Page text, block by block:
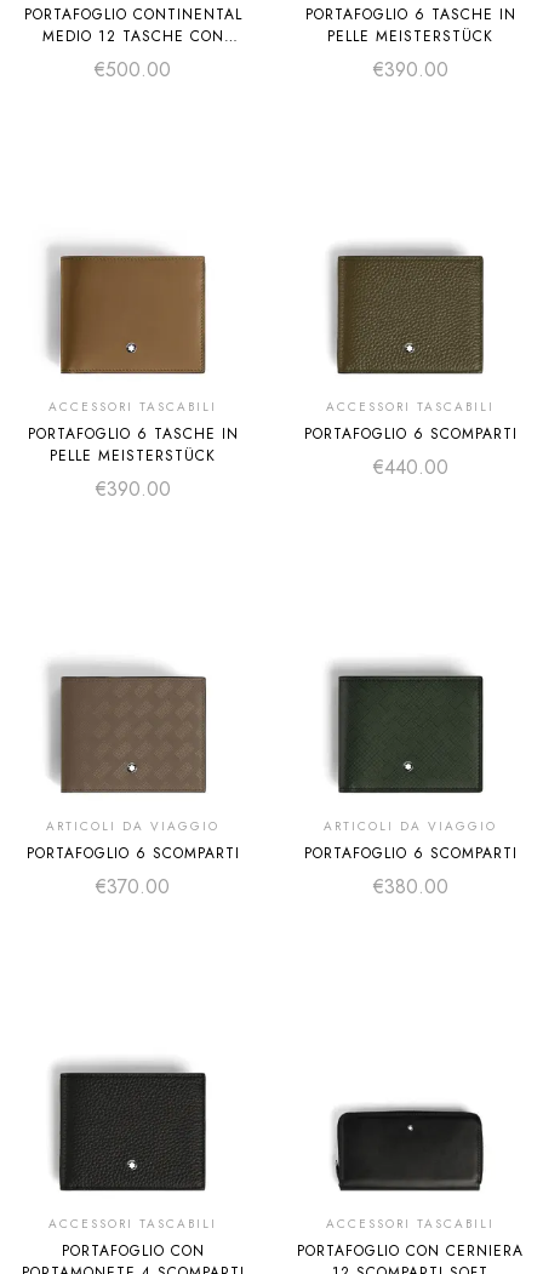
PORTAFOGLIO CONTINENTAL
MEDIO 12 TASCHE CON
CERNIERA IN PELLE SARTORIAL
€500.00
PORTAFOGLIO 6 TASCHE IN
PELLE MEISTERSTÜCK
€390.00
ACCESSORI TASCABILI
PORTAFOGLIO 6 TASCHE IN
PELLE MEISTERSTÜCK
€390.00
ACCESSORI TASCABILI
PORTAFOGLIO 6 SCOMPARTI
€440.00
ARTICOLI DA VIAGGIO
PORTAFOGLIO 6 SCOMPARTI
€370.00
ARTICOLI DA VIAGGIO
PORTAFOGLIO 6 SCOMPARTI
€380.00
ACCESSORI TASCABILI
PORTAFOGLIO CON
ACCESSORI TASCABILI
PORTAFOGLIO CON CERNIERA